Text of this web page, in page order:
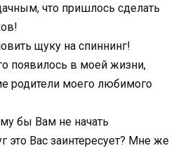
что пришлось сделать
щуку на спиннинг!
появилось в моей жизни,
родители моего любимого
бы Вам не начать
это Вас заинтересует? Мне же